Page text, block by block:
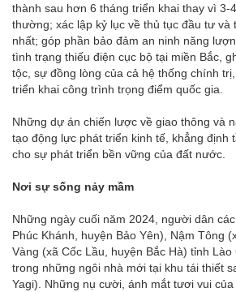
thành sau hơn 6 tháng triển khai thay vì 3-
thường; xác lập kỷ lục về thủ tục đầu tư và
nhất; góp phần bảo đảm an ninh năng
tình trạng thiếu điện cục bộ tại miền Bắc,
tộc, sự đồng lòng của cả hệ thống chính
triển khai công trình trọng điểm quốc gia.
Những dự án chiến lược về giao thông và
tạo động lực phát triển kinh tế, khẳng định
cho sự phát triển bền vững của đất nước.
Nơi sự sống nảy mầm
Những ngày cuối năm 2024, người dân
Phúc Khánh, huyện Bảo Yên), Nậm Tông
Vàng (xã Cốc Lầu, huyện Bắc Hà) tỉnh
trong những ngôi nhà mới tại khu tái thiết
Yagi). Những nụ cười, ánh mắt tươi vui